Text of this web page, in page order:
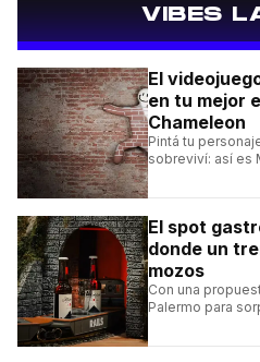
VIBES
El
en tu mejor
Chameleon
Pintá tu
sobreviví: así es
El spot
donde un
mozos
Con una
Palermo para